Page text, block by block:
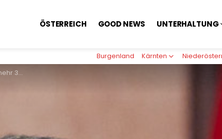
ÖSTERREICH GOOD NEWS UNTERHALTUNG
Burgenland Kärnten
zufrieden“